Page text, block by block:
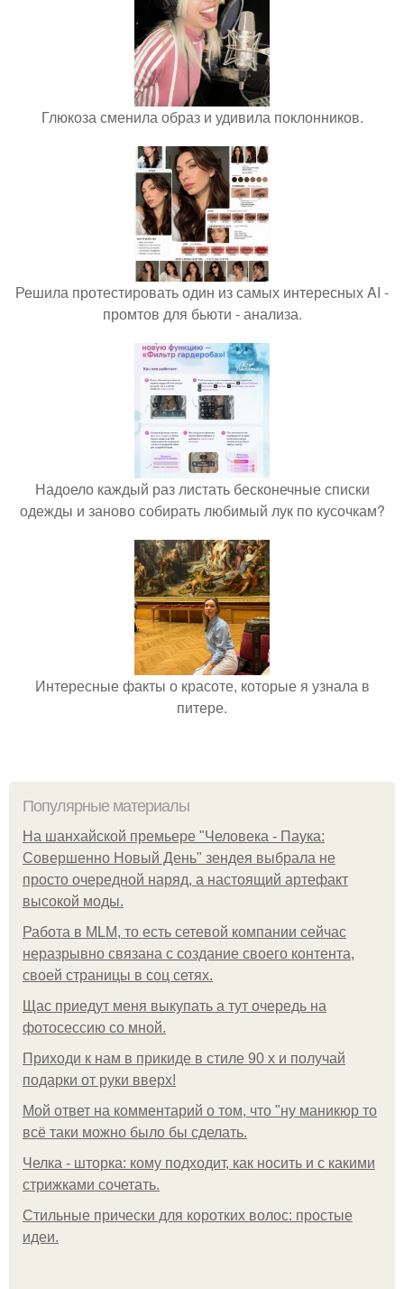
Глюкоза сменила образ и удивила поклонников.
Решила протестировать один из самых интересных AI -
промтов для бьюти - анализа.
Надоело каждый раз листать бесконечные списки
одежды и заново собирать любимый лук по кусочкам?
Интересные факты о красоте, которые я узнала в
питере.
Популярные материалы
На шанхайской премьере "Человека - Паука:
Совершенно Новый День" зендея выбрала не
просто очередной наряд, а настоящий артефакт
высокой моды.
Работа в MLM, то есть сетевой компании сейчас
неразрывно связана с создание своего контента,
своей страницы в соц сетях.
Щас приедут меня выкупать а тут очередь на
фотосессию со мной.
Приходи к нам в прикиде в стиле 90 х и получай
подарки от руки вверх!
Мой ответ на комментарий о том, что "ну маникюр то
всё таки можно было бы сделать.
Челка - шторка: кому подходит, как носить и с какими
стрижками сочетать.
Стильные прически для коротких волос: простые
идеи.